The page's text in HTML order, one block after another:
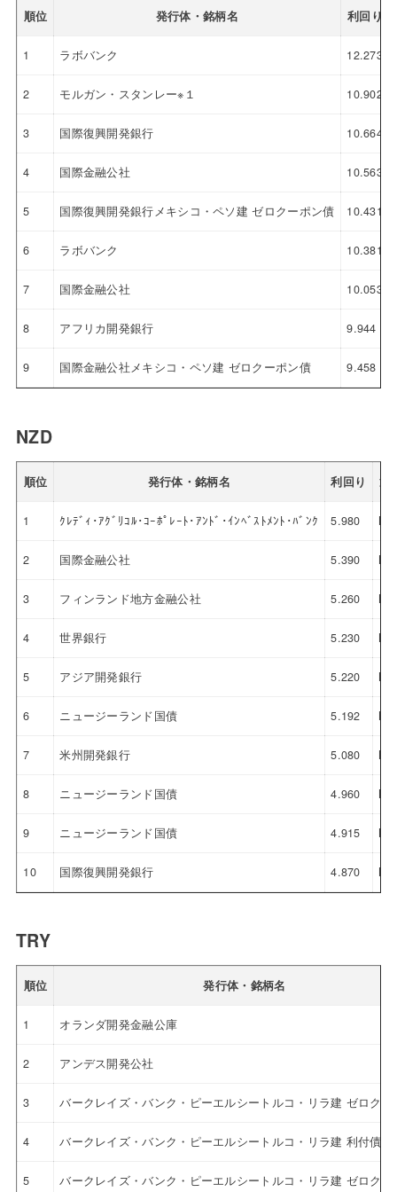
順位 発行体・銘柄名 利回り
1 ラボバンク 12.273
2 モルガン・スタンレー※１ 10.902
3 国際復興開発銀行 10.664
4 国際金融公社 10.563
5 国際復興開発銀行メキシコ・ペソ建 ゼロクーポン債 10.431
6 ラボバンク 10.381
7 国際金融公社 10.053
8 アフリカ開発銀行 9.944
9 国際金融公社メキシコ・ペソ建 ゼロクーポン債 9.458
NZD
順位 発行体・銘柄名 利回り 通
1 ｸﾚﾃﾞｨ･ｱｸﾞﾘｺﾙ･ｺｰﾎﾟﾚｰﾄ･ｱﾝﾄﾞ･ｲﾝﾍﾞｽﾄﾒﾝﾄ･ﾊﾞﾝｸ 5.980
2 国際金融公社 5.390
3 フィンランド地方金融公社 5.260
4 世界銀行 5.230
5 アジア開発銀行 5.220
6 ニュージーランド国債 5.192
7 米州開発銀行 5.080
8 ニュージーランド国債 4.960
9 ニュージーランド国債 4.915
10 国際復興開発銀行 4.870
TRY
順位 発行体・銘柄名
1 オランダ開発金融公庫
2 アンデス開発公社
3 バークレイズ・バンク・ピーエルシートルコ・リラ建 ゼロクー
4 バークレイズ・バンク・ピーエルシートルコ・リラ建 利付債
5 バークレイズ・バンク・ピーエルシートルコ・リラ建 ゼロクー